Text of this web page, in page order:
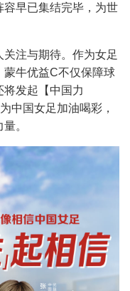
早已集结完毕，为世
注与期待。作为女足
牛优益C不仅保障球
将发起【中国力
中国女足加油喝彩，
。